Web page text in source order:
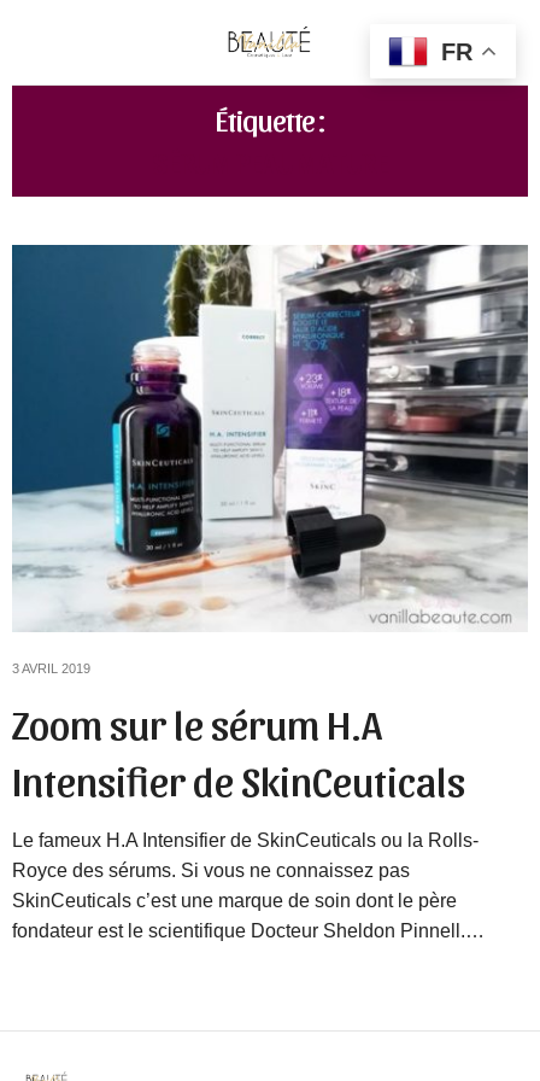
Étiquette :
3 AVRIL 2019
Zoom sur le sérum H.A
Intensifier de SkinCeuticals
Le fameux H.A Intensifier de SkinCeuticals ou la Rolls-
Royce des sérums. Si vous ne connaissez pas
SkinCeuticals c’est une marque de soin dont le père
fondateur est le scientifique Docteur Sheldon Pinnell.…
FR